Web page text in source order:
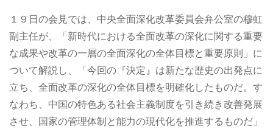
１９日の会見では、中央全面深化改革委員会弁公室の穆虹
副主任が、「新時代における全面改革の深化に関する重要
な成果や改革の一層の全面深化の全体目標と重要原則」に
ついて解説し、「今回の『決定』は新たな歴史の出発点に
立ち、全面改革の深化の全体目標を明確化したものだ。す
なわち、中国の特色ある社会主義制度を引き続き改善発展
させ、国家の管理体制と能力の現代化を推進するものだ」